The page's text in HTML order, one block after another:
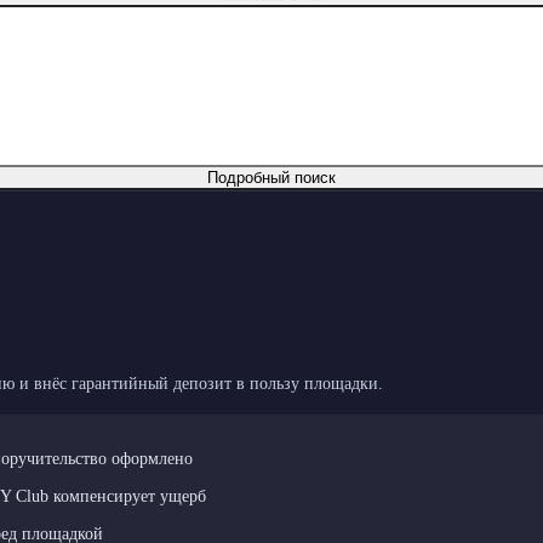
Подробный поиск
и внёс гарантийный депозит в пользу площадки.
оформлено
Club компенсирует ущерб
площадкой